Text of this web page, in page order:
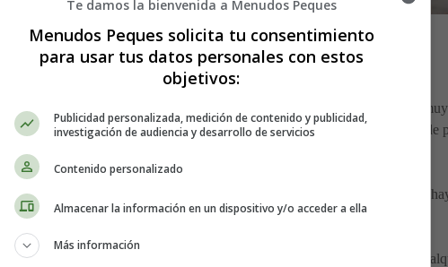
al bebé antes de su primer año?
poco a poco nuevos alimentos en su dieta. Desde este momento es
los procesados y envasados siempre que se pueda, incluso si se trata
a la que deberás añadir pollo, pescado o huevo cocido. Pero cuidado,
importante que sigas todas las indicaciones del médico del bebé y que
Te damos la bienvenida a Menudos Peques
Menudos Peques solicita tu consentimiento
para usar tus datos personales con estos
objetivos:
Publicidad personalizada, medición de contenido y publicidad,
investigación de audiencia y desarrollo de servicios
Contenido personalizado
Almacenar la información en un dispositivo y/o acceder a ella
Más información